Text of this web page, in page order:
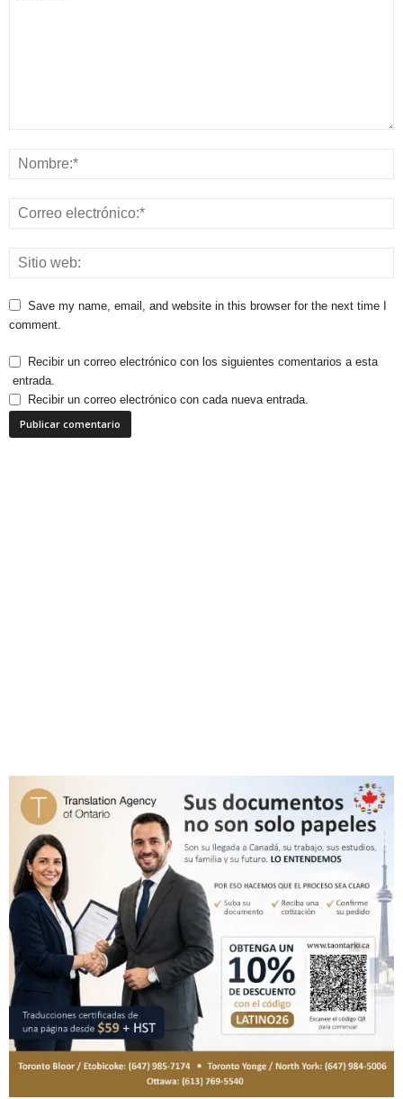
Save my name, email, and website in this browser for the next time I
comment.
Recibir un correo electrónico con los siguientes comentarios a esta
entrada.
Recibir un correo electrónico con cada nueva entrada.